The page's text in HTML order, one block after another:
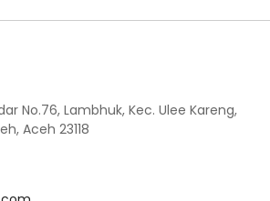
No.76, Lambhuk, Kec. Ulee Kareng,
Aceh 23118